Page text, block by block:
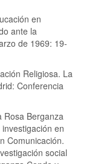
en
ante la
de 1969: 19-
Religiosa. La
Conferencia
Rosa Berganza
en
Comunicación.
social